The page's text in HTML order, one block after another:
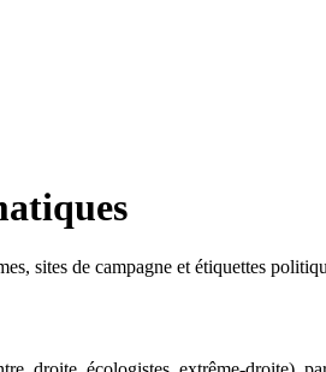
sites de campagne et étiquettes